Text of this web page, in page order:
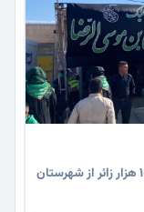
همزمان با شب های سوگ پایانی صفر، بیش از ۱۰ هزار زائر از شهرستان